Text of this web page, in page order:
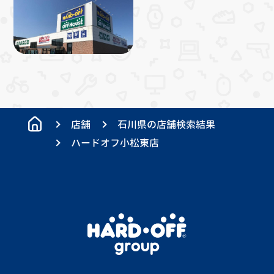
店舗
石川県の店舗検索結果
ハードオフ小松東店